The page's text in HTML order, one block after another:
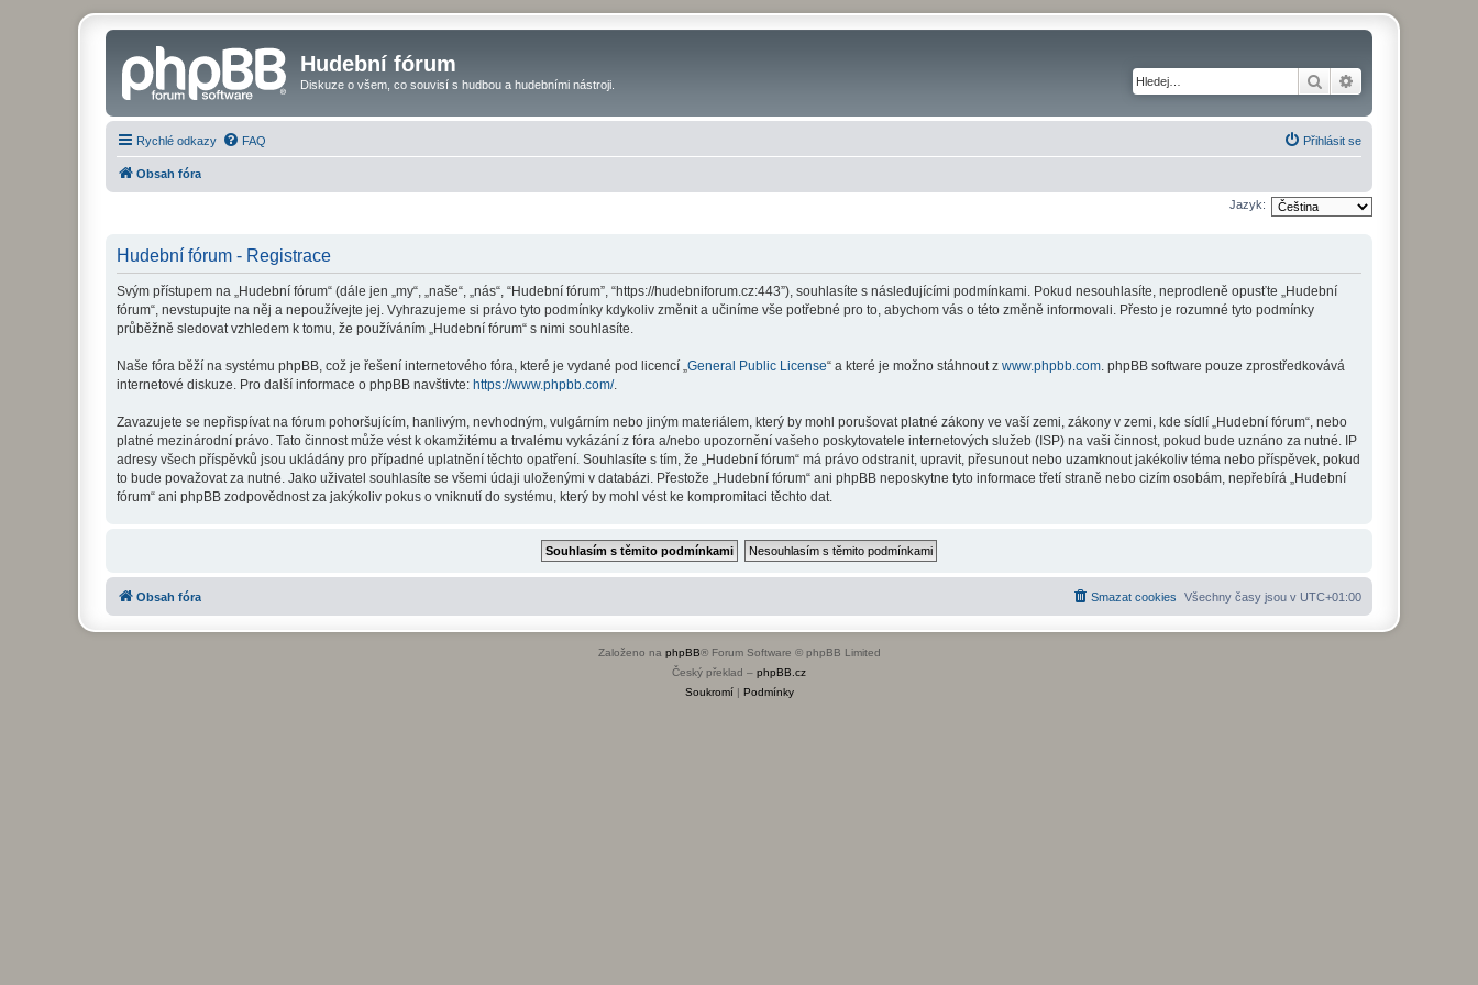
Hudební fórum
Diskuze o všem, co souvisí s hudbou a hudebními nástroji. Hledat
Rychlé odkazy FAQ Přihlásit se
Obsah fóra
Jazyk:
Hudební fórum - Registrace
Svým přístupem na „Hudební fórum“ (dále jen „my“, „naše“, „nás“, “Hudební fórum”, “https://hudebniforum.cz:443”), souhlasíte s následujícími podmínkami. Pokud nesouhlasíte, neprodleně opusťte „Hudební
fórum“, nevstupujte na něj a nepoužívejte jej. Vyhrazujeme si právo tyto podmínky kdykoliv změnit a učiníme vše potřebné pro to, abychom vás o této změně informovali. Přesto je rozumné tyto podmínky
průběžně sledovat vzhledem k tomu, že používáním „Hudební fórum“ s nimi souhlasíte.
Naše fóra běží na systému phpBB, což je řešení internetového fóra, které je vydané pod licencí „General Public License“ a které je možno stáhnout z www.phpbb.com. phpBB software pouze zprostředkovává
internetové diskuze. Pro další informace o phpBB navštivte: https://www.phpbb.com/.
Zavazujete se nepřispívat na fórum pohoršujícím, hanlivým, nevhodným, vulgárním nebo jiným materiálem, který by mohl porušovat platné zákony ve vaší zemi, zákony v zemi, kde sídlí „Hudební fórum“, nebo
platné mezinárodní právo. Tato činnost může vést k okamžitému a trvalému vykázání z fóra a/nebo upozornění vašeho poskytovatele internetových služeb (ISP) na vaši činnost, pokud bude uznáno za nutné. IP
adresy všech příspěvků jsou ukládány pro případné uplatnění těchto opatření. Souhlasíte s tím, že „Hudební fórum“ má právo odstranit, upravit, přesunout nebo uzamknout jakékoliv téma nebo příspěvek, pokud
to bude považovat za nutné. Jako uživatel souhlasíte se všemi údaji uloženými v databázi. Přestože „Hudební fórum“ ani phpBB neposkytne tyto informace třetí straně nebo cizím osobám, nepřebírá „Hudební
fórum“ ani phpBB zodpovědnost za jakýkoliv pokus o vniknutí do systému, který by mohl vést ke kompromitaci těchto dat.
Obsah fóra Všechny časy jsou v UTC+01:00
Smazat cookies
Založeno na phpBB® Forum Software © phpBB Limited
Český překlad – phpBB.cz
Soukromí| Podmínky